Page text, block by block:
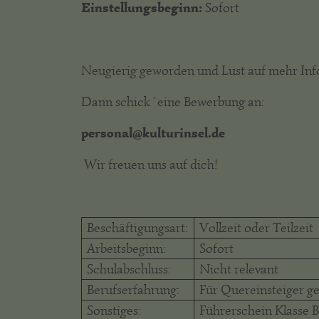
Einstellungsbeginn: Sofort
Neugierig geworden und Lust auf mehr
Dann schick´ eine Bewerbung an:
personal@kulturinsel.de
Wir freuen uns auf dich!
Beschäftigungsart:
Vollzeit oder Teilzeit
Arbeitsbeginn:
Sofort
Schulabschluss:
Nicht relevant
Berufserfahrung:
Für Quereinsteiger
Sonstiges:
Führerschein Klasse B